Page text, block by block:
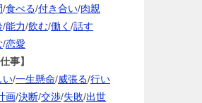
/食べる/付き合い/肉親
/能力/飲む/働く /話す
/恋愛
事】
い/一生懸命/威張る/行い
画/決断/交渉/失敗/出世